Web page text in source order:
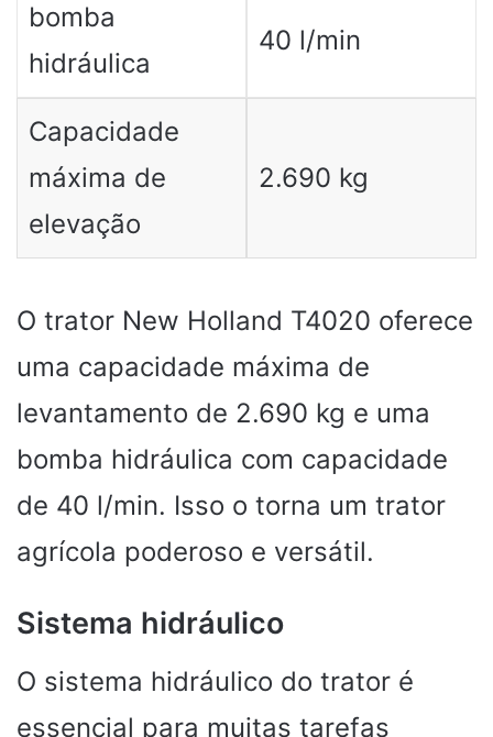
bomba
hidráulica
40 l/min
Capacidade
máxima de
elevação
2.690 kg
O trator New Holland T4020 oferece
uma capacidade máxima de
levantamento de 2.690 kg e uma
bomba hidráulica com capacidade
de 40 l/min. Isso o torna um trator
agrícola poderoso e versátil.
Sistema hidráulico
O sistema hidráulico do trator é
essencial para muitas tarefas